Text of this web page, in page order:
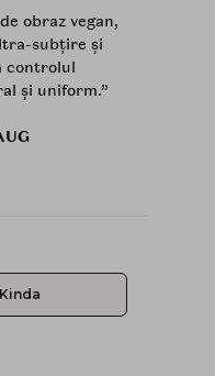
obraz vegan,
subțire și
controlul
și uniform.”